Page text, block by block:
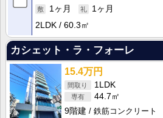
1ヶ月
1ヶ月
2LDK
60.3㎡
カシェット・ラ・フォーレ
15.4万円
1LDK
44.7㎡
9階建
鉄筋コンクリート